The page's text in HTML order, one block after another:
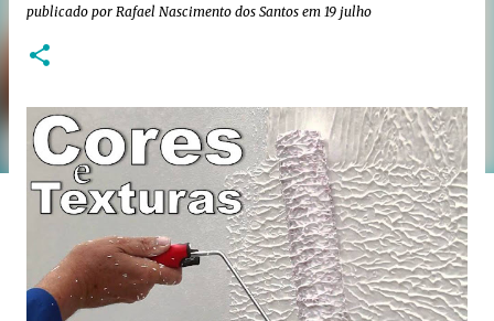
publicado por Rafael Nascimento dos Santos em 19 julho